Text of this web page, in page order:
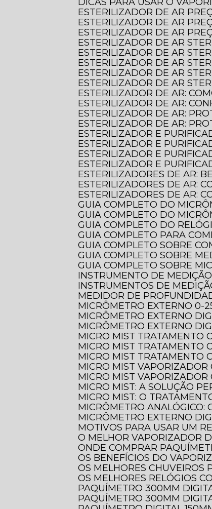
ESTERILIZADOR DE AR
ESTERILIZADOR DE AR
ESTERILIZADOR DE AR
ESTERILIZADOR DE AR
ESTERILIZADOR DE AR
ESTERILIZADOR DE AR
ESTERILIZADOR DE AR
ESTERILIZADOR DE AR
ESTERILIZADOR DE AR:
ESTERILIZADOR DE AR:
ESTERILIZADOR DE AR:
ESTERILIZADOR DE AR:
ESTERILIZADOR E
ESTERILIZADOR E
ESTERILIZADOR E
ESTERILIZADOR E
ESTERILIZADORES DE AR:
ESTERILIZADORES DE AR:
ESTERILIZADORES DE AR:
GUIA COMPLETO DO
GUIA COMPLETO DO
GUIA COMPLETO DO
GUIA COMPLETO PARA
GUIA COMPLETO SOBRE
GUIA COMPLETO SOBRE
GUIA COMPLETO SOBRE
INSTRUMENTO DE
INSTRUMENTOS DE
MEDIDOR DE
MICRÔMETRO EXTERNO
MICRÔMETRO EXTERNO
MICRÔMETRO EXTERNO
MICRO MIST
MICRO MIST TRATAMENTO
MICRO MIST
MICRO MIST
MICRO MIST
MICRO MIST: A SOLUÇÃO
MICRO MIST: O
MICRÔMETRO
MICRÔMETRO EXTERNO
MOTIVOS PARA USAR UM
O MELHOR VAPORIZADOR
ONDE COMPRAR
OS BENEFÍCIOS DO
OS MELHORES
OS MELHORES RELÓGIOS
PAQUÍMETRO 300MM
PAQUÍMETRO 300MM